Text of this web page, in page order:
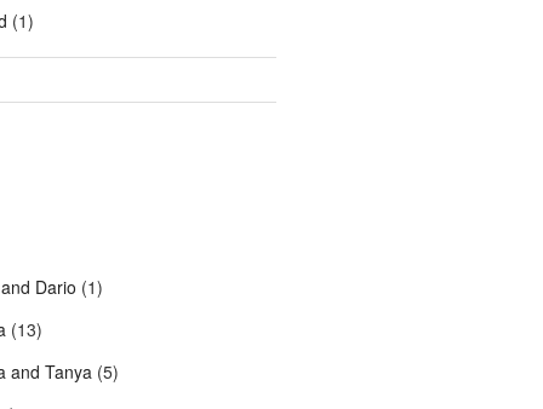
(1)
Dario (1)
(13)
and Tanya(5)